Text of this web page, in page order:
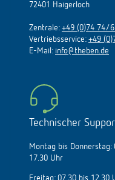
72401 Haigerloch
Zentrale: +49 (0)74 74/
Vertriebsservice: +49
E-Mail: info@theben.de
Technischer
Montag bis
17.30 Uhr